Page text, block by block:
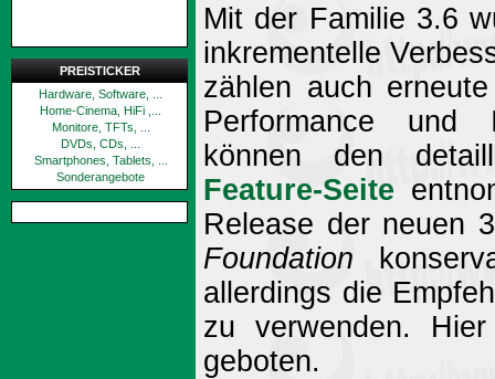
PREISTICKER
Hardware, Software, ...
Home-Cinema, HiFi ,...
Monitore, TFTs, ...
DVDs, CDs, ...
Smartphones, Tablets, ...
Sonderangebote
Mit der Familie 3.6
inkrementelle
zählen auch
Performance und
können den
Feature-Seite
Release der neuen
Foundation
allerdings die
zu verwenden.
geboten.